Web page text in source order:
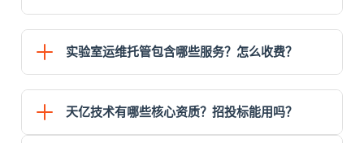
搬迁流程与验收报告。
仪器维修的法定资质，可专业维修X射线荧光光谱仪
实验室运维托管包含哪些服务？怎么收费？
设备资产管理、耗材采购与库存管理、实验室安全管
天亿技术有哪些核心资质？招投标能用吗？